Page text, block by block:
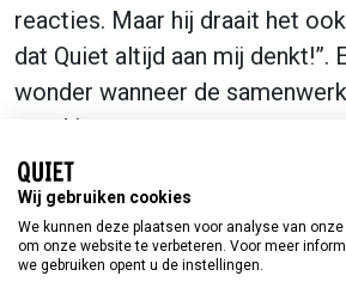
reacties. Maar hij draait het
dat Quiet altijd aan mij denkt!”.
wonder wanneer de
goed is.
Wij gebruiken cookies
We kunnen deze plaatsen voor analyse van
om onze website te verbeteren. Voor meer
we gebruiken opent u de instellingen.